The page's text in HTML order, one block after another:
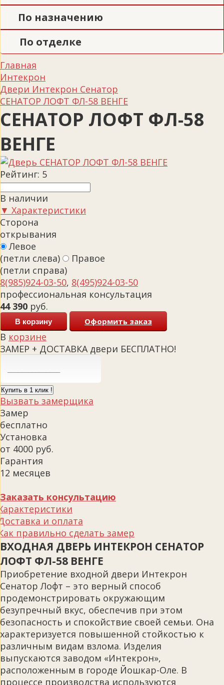
По назначению
По отделке
Главная
Интекрон
Двери Интекрон Сенатор
СЕНАТОР ЛОФТ ФЛ-58 ВЕНГЕ
СЕНАТОР ЛОФТ ФЛ-58
ВЕНГЕ
Рейтинг: 5
В наличии
▼ Характеристики
Сторона
открывания
Левое
(петли слева)
Правое
(петли справа)
8(985)924-03-50, 8(495)924-03-50
профессиональная консультация
44 390 руб.
В корзину Оформить заказ
В корзине
ЗАМЕР + ДОСТАВКА двери БЕСПЛАТНО!
Купить в 1 клик !
Вызвать замерщика
Замер
бесплатно
Установка
от 4000 руб.
Гарантия
12 месяцев
Заказать консультацию
и оплата
правильно сделать замер
ВХОДНАЯ ДВЕРЬ ИНТЕКРОН СЕНАТОР
ЛОФТ ФЛ-58 ВЕНГЕ
Приобретение входной двери Интекрон
Сенатор Лофт – это верный способ
продемонстрировать окружающим
безупречный вкус, обеспечив при этом
безопасность и спокойствие своей семьи. Она
характеризуется повышенной стойкостью к
различным видам взлома. Изделия
выпускаются заводом «Интекрон»,
расположенным в городе Йошкар-Оле. В
процессе производства используются